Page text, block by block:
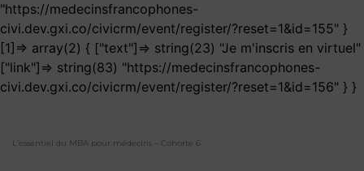
"https://medecinsfrancophones-
civi.dev.gxi.co/civicrm/event/register/?reset=1&id=155" }
[1]=> array(2) { ["text"]=> string(23) "Je m'inscris en virtuel"
["link"]=> string(83) "https://medecinsfrancophones-
civi.dev.gxi.co/civicrm/event/register/?reset=1&id=156" } }
L’essentiel du MBA pour médecins – Cohorte 6